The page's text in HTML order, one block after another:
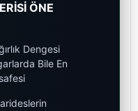
ÖNE
Dengesi
Bile En